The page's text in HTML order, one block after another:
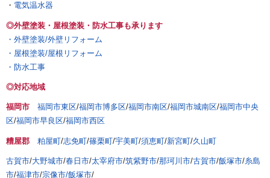
・ 電気温水器
◎外壁塗装・屋根塗装・防水工事も承ります
・外壁塗装/外壁リフォーム
・屋根塗装/屋根リフォーム
・防水工事
◎対応地域
福岡市 福岡市東区/福岡市博多区/福岡市南区/福岡市城南区/福岡市中央
区/福岡市早良区/福岡市西区
糟屋郡 粕屋町/志免町/篠栗町/宇美町/須恵町/新宮町/久山町
古賀市/大野城市/春日市/太宰府市/筑紫野市/那珂川市/古賀市/飯塚市/糸島
市/福津市/宗像市/飯塚市/